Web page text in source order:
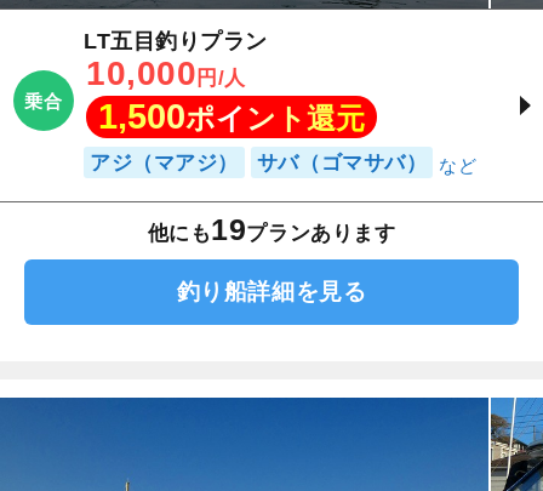
乗合
LT五目釣りプラン
10,000 円/人
1,500ポイント還元
アジ（マアジ） サバ（ゴマサバ）
他にも19プランあります
釣り船詳細を見る